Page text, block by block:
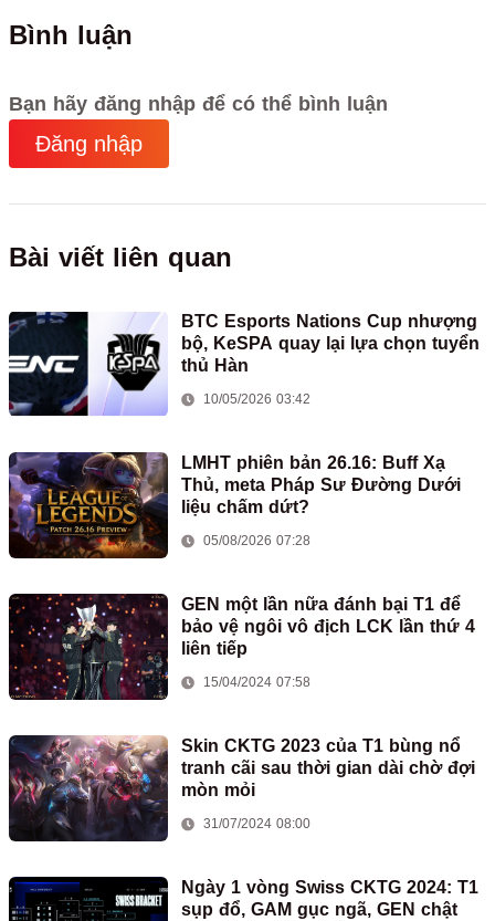
Bình luận
Bạn hãy đăng nhập để có thể bình luận
Đăng nhập
Bài viết liên quan
BTC Esports Nations Cup nhượng
bộ, KeSPA quay lại lựa chọn tuyển
thủ Hàn
10/05/2026 03:42
LMHT phiên bản 26.16: Buff Xạ
Thủ, meta Pháp Sư Đường Dưới
liệu chấm dứt?
05/08/2026 07:28
GEN một lần nữa đánh bại T1 để
bảo vệ ngôi vô địch LCK lần thứ 4
liên tiếp
15/04/2024 07:58
Skin CKTG 2023 của T1 bùng nổ
tranh cãi sau thời gian dài chờ đợi
mòn mỏi
31/07/2024 08:00
Ngày 1 vòng Swiss CKTG 2024: T1
sụp đổ, GAM gục ngã, GEN chật